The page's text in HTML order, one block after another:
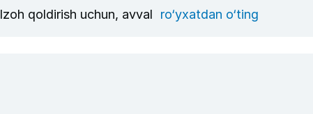
Izoh qoldirish uchun, avval ro‘yxatdan o‘ting